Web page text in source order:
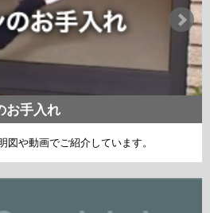
お手入れ
図や動画でご紹介しています。